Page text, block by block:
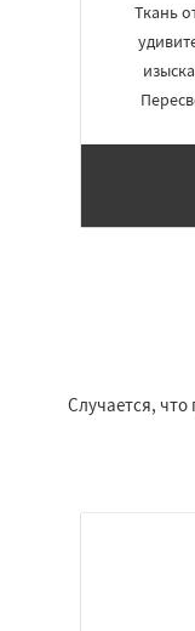
Ткань
Случается, что